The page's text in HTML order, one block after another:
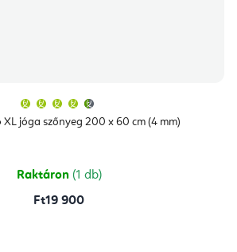
XL jóga szőnyeg 200 x 60 cm (4 mm)
átlagos
értékelése
csillag.
Raktáron (1 db)
Ft19 900